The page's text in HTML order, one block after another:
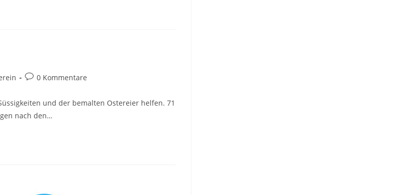
Beitrags-
0 Kommentare
und der bemalten Ostereier helfen. 71
nach den…